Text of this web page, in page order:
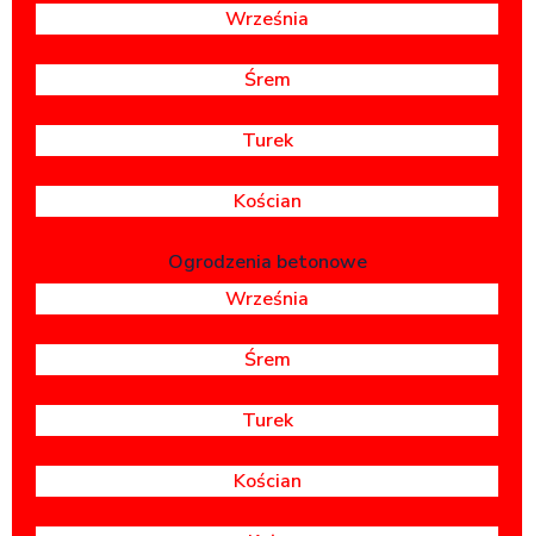
Września
Śrem
Turek
Kościan
Ogrodzenia betonowe
Września
Śrem
Turek
Kościan